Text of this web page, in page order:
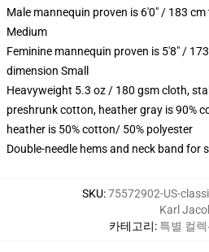
Male mannequin proven is 6'0" / 183
Medium
Feminine mannequin proven is 5'8" /
dimension Small
Heavyweight 5.3 oz / 180 gsm cloth,
preshrunk cotton, heather gray is 90%
heather is 50% cotton/ 50% polyester
Double-needle hems and neck band for
SKU:75572902-US-
카테고리:
Karl
특별 컬렉